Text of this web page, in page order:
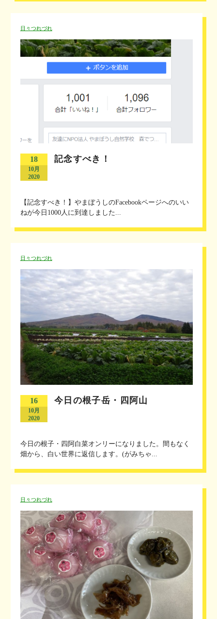
日々つれづれ
18
10月
2020
記念すべき！
【記念すべき！】やまぼうしのFacebookページへのいい
ねが今日1000人に到達しました...
日々つれづれ
16
10月
2020
今日の根子岳・四阿山
今日の根子・四阿白菜オンリーになりました。間もなく
畑から、白い世界に返信します。(がみちゃ...
日々つれづれ